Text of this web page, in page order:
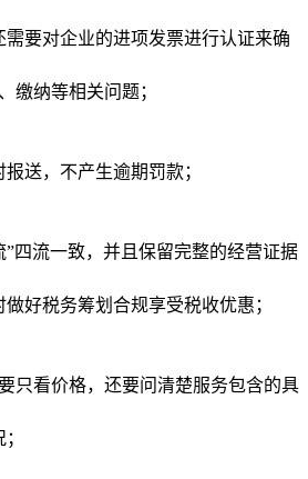
要对企业的进项发票进行认证来确
缴纳等相关问题；
送，不产生逾期罚款；
四流一致，并且保留完整的经营证据
好税务筹划合规享受税收优惠；
只看价格，还要问清楚服务包含的具